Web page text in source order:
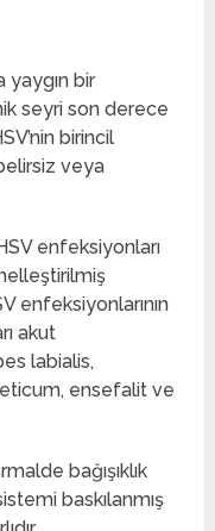
yaygın bir
seyri son derece
birincil
veya
enfeksiyonları
enfeksiyonlarının
akut
labialis,
ensefalit ve
bağışıklık
baskılanmış